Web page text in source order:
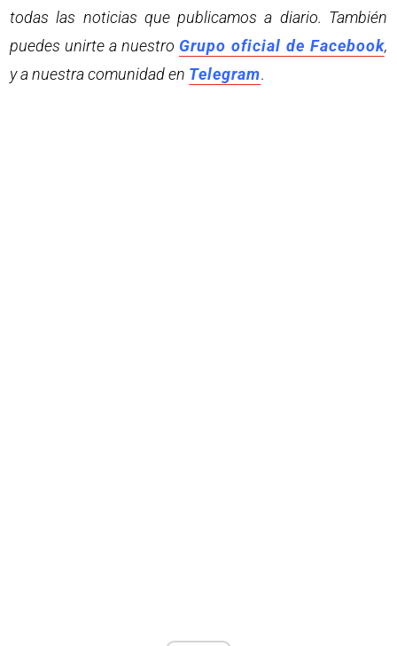
todas las noticias que publicamos a diario. También
puedes unirte a nuestro Grupo oficial de Facebook,
y a nuestra comunidad en Telegram.